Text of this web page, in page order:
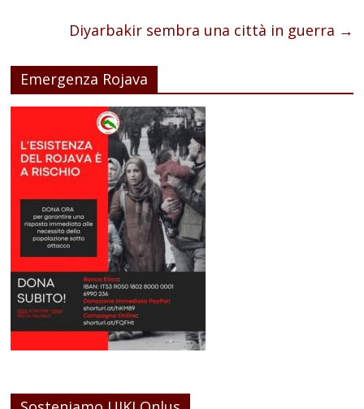
Diyarbakir sembra una città in guerra →
Emergenza Rojava